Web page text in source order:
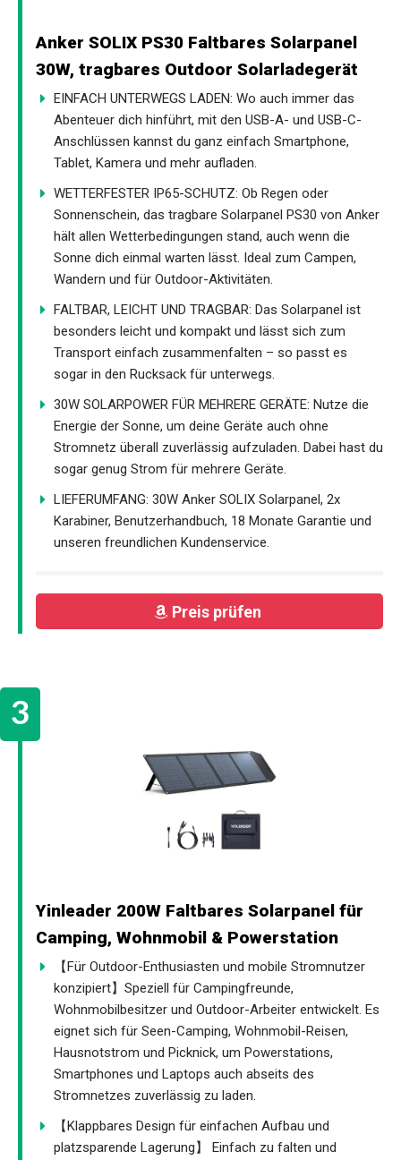
Anker SOLIX PS30 Faltbares Solarpanel
30W, tragbares Outdoor Solarladegerät
EINFACH UNTERWEGS LADEN: Wo auch immer das
Abenteuer dich hinführt, mit den USB-A- und USB-C-
Anschlüssen kannst du ganz einfach Smartphone,
Tablet, Kamera und mehr aufladen.
WETTERFESTER IP65-SCHUTZ: Ob Regen oder
Sonnenschein, das tragbare Solarpanel PS30 von Anker
hält allen Wetterbedingungen stand, auch wenn die
Sonne dich einmal warten lässt. Ideal zum Campen,
Wandern und für Outdoor-Aktivitäten.
FALTBAR, LEICHT UND TRAGBAR: Das Solarpanel ist
besonders leicht und kompakt und lässt sich zum
Transport einfach zusammenfalten – so passt es
sogar in den Rucksack für unterwegs.
30W SOLARPOWER FÜR MEHRERE GERÄTE: Nutze die
Energie der Sonne, um deine Geräte auch ohne
Stromnetz überall zuverlässig aufzuladen. Dabei hast du
sogar genug Strom für mehrere Geräte.
LIEFERUMFANG: 30W Anker SOLIX Solarpanel, 2x
Karabiner, Benutzerhandbuch, 18 Monate Garantie und
unseren freundlichen Kundenservice.
Preis prüfen
Yinleader 200W Faltbares Solarpanel für
Camping, Wohnmobil & Powerstation
【Für Outdoor-Enthusiasten und mobile Stromnutzer
konzipiert】Speziell für Campingfreunde,
Wohnmobilbesitzer und Outdoor-Arbeiter entwickelt. Es
eignet sich für Seen-Camping, Wohnmobil-Reisen,
Hausnotstrom und Picknick, um Powerstations,
Smartphones und Laptops auch abseits des
Stromnetzes zuverlässig zu laden.
【Klappbares Design für einfachen Aufbau und
platzsparende Lagerung】 Einfach zu falten und